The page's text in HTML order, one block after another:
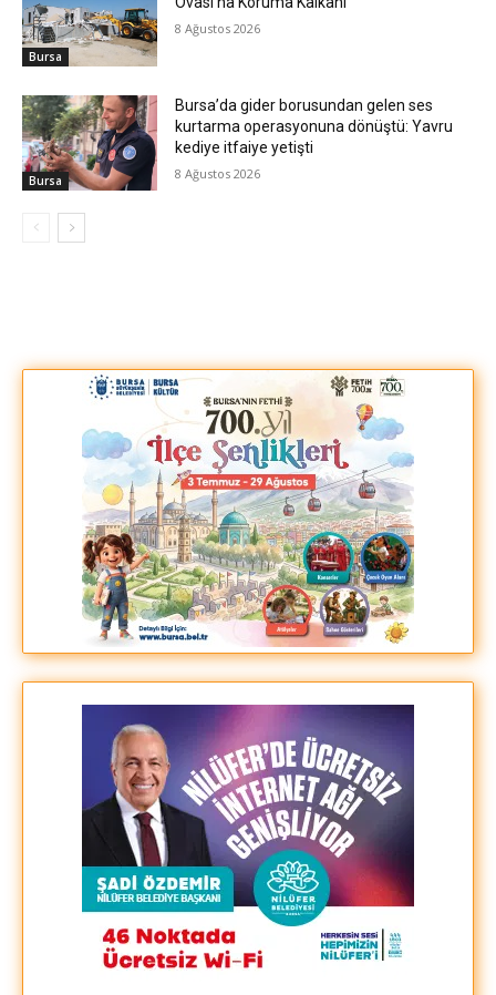
Bursa
8 Ağustos 2026
Bursa
Bursa’da gider borusundan gelen ses
kurtarma operasyonuna dönüştü: Yavru
kediye itfaiye yetişti
8 Ağustos 2026